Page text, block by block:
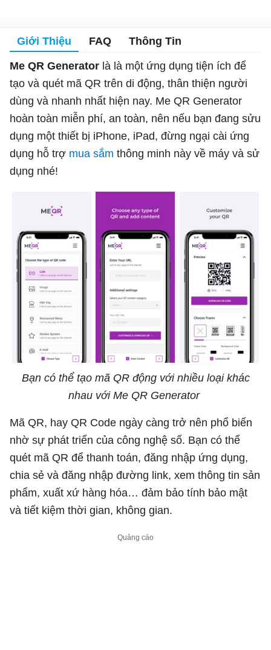
Giới Thiệu FAQ Thông Tin
Me QR Generator là là một ứng dụng tiện ích để
tạo và quét mã QR trên di động, thân thiện người
dùng và nhanh nhất hiện nay. Me QR Generator
hoàn toàn miễn phí, an toàn, nên nếu bạn đang sửu
dụng một thiết bị iPhone, iPad, đừng ngại cài ứng
dụng hỗ trợ mua sắm thông minh này về máy và sử
dụng nhé!
Bạn có thể tạo mã QR động với nhiều loại khác
nhau với Me QR Generator
Mã QR, hay QR Code ngày càng trở nên phổ biến
nhờ sự phát triển của công nghệ số. Bạn có thể
quét mã QR để thanh toán, đăng nhập ứng dụng,
chia sẻ và đăng nhập đường link, xem thông tin sản
phẩm, xuất xứ hàng hóa… đảm bảo tính bảo mật
và tiết kiệm thời gian, không gian.